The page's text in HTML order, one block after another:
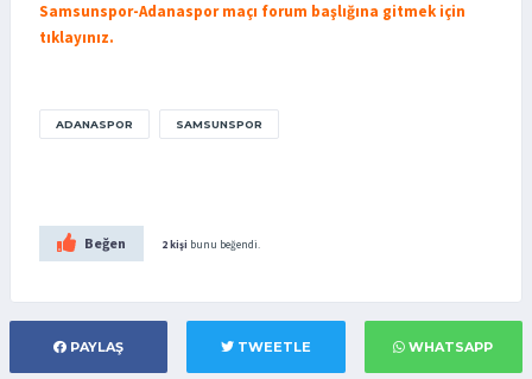
Samsunspor-Adanaspor maçı forum başlığına gitmek için
tıklayınız.
ADANASPOR SAMSUNSPOR
Beğen 2 kişi bunu beğendi.
PAYLAŞ TWEETLE WHATSAPP